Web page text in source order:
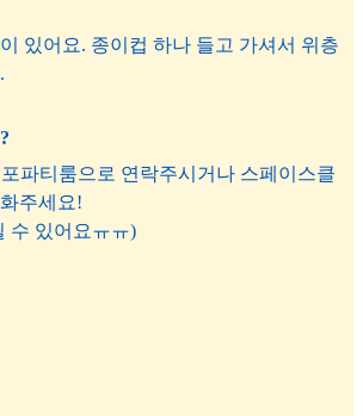
있어요. 종이컵 하나 들고 가셔서 위층
파티룸으로 연락주시거나 스페이스클
주세요!
수 있어요ㅠㅠ)